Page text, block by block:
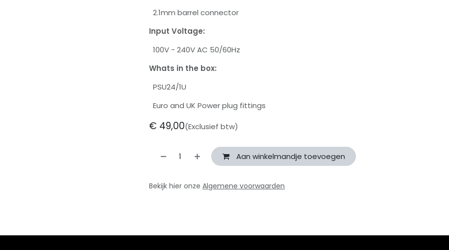
2.1mm barrel connector
Input Voltage:
100V - 240V AC 50/60Hz
Whats in the box:
PSU24/1U
Euro and UK Power plug fittings
€ 49,00(Exclusief btw)
Aan winkelmandje toevoegen
Bekijk hier onze Algemene voorwaarden